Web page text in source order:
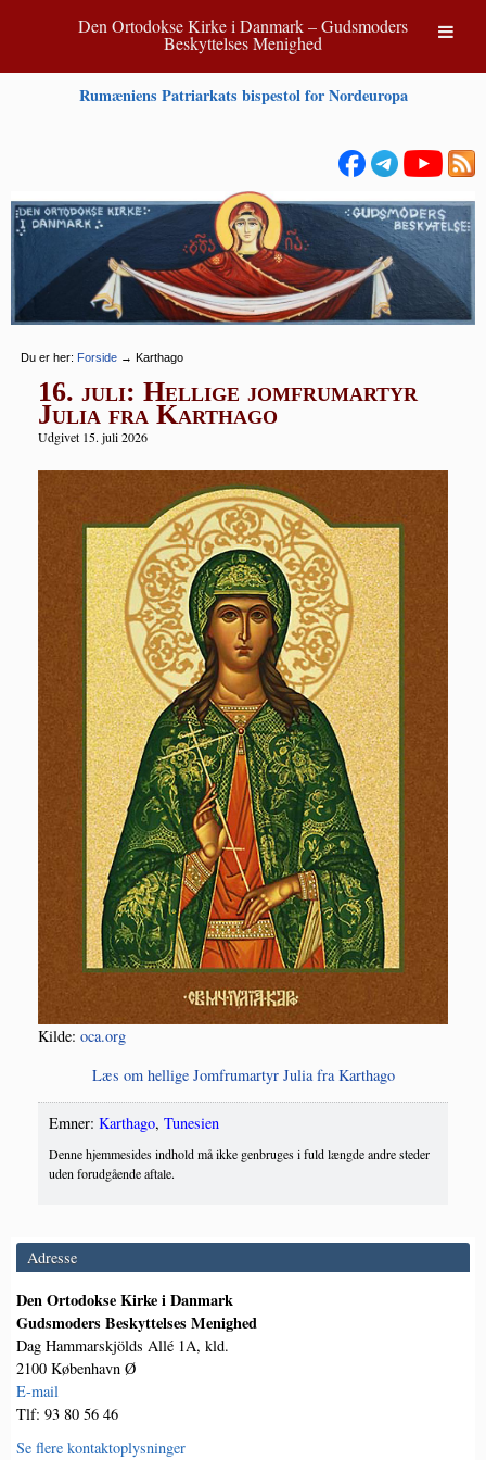
Den Ortodokse Kirke i Danmark – Gudsmoders
Beskyttelses Menighed
Rumæniens Patriarkats bispestol for Nordeuropa
Du er her: Forside → Karthago
16. juli: Hellige jomfrumartyr
Julia fra Karthago
Udgivet 15. juli 2026
Kil­de: oca.org
Læs om hel­li­ge Jom­fru­mar­tyr Julia fra Karthago
Emner: Karthago, Tunesien
Denne hjemmesides indhold må ikke genbruges i fuld længde andre steder
uden forudgående aftale.
Adresse
Den Ortodokse Kirke i Danmark
Gudsmoders Beskyttelses Menighed
Dag Hammarskjölds Allé 1A, kld.
2100 København Ø
E-mail
Tlf: 93 80 56 46
Se flere kontaktoplysninger